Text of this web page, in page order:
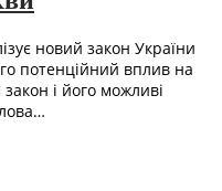
новий закон України
потенційний вплив на
і його можливі